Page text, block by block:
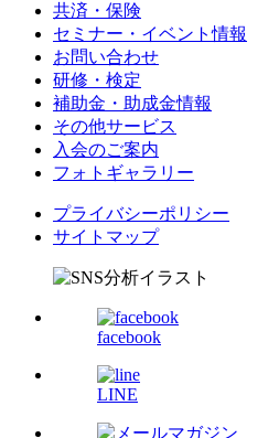
共済・保険
セミナー・イベント情報
お問い合わせ
研修・検定
補助金・助成金情報
その他サービス
入会のご案内
フォトギャラリー
プライバシーポリシー
サイトマップ
facebook
LINE